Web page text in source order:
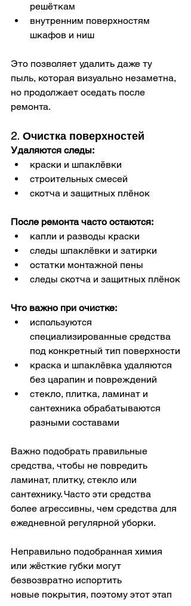
решёткам
внутренним поверхностям
шкафов и ниш
Это позволяет удалить даже ту
пыль, которая визуально незаметна,
но продолжает оседать после
ремонта.
2. Очистка поверхностей
Удаляются следы:
краски и шпаклёвки
строительных смесей
скотча и защитных плёнок
После ремонта часто остаются:
капли и разводы краски
следы шпаклёвки и затирки
остатки монтажной пены
следы скотча и защитных плёнок
Что важно при очистке:
используются
специализированные средства
под конкретный тип поверхности
краска и шпаклёвка удаляются
без царапин и повреждений
стекло, плитка, ламинат и
сантехника обрабатываются
разными составами
Важно подобрать правильные
средства, чтобы не повредить
ламинат, плитку, стекло или
сантехнику. Часто эти средства
более агрессивны, чем средства для
ежедневной регулярной уборки.
Неправильно подобранная химия
или жёсткие губки могут
безвозвратно испортить
новые покрытия, поэтому этот этап